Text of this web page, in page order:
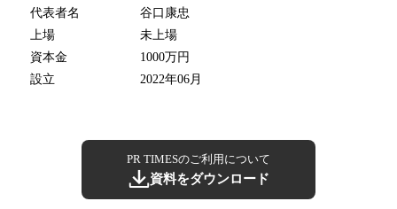
代表者名
谷口康忠
上場
未上場
資本金
1000万円
設立
2022年06月
PR TIMESのご利用について
資料をダウンロード